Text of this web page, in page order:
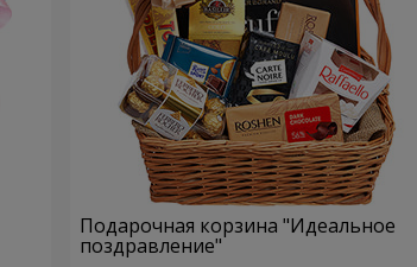
Подарочная корзина "Идеальное
поздравление"